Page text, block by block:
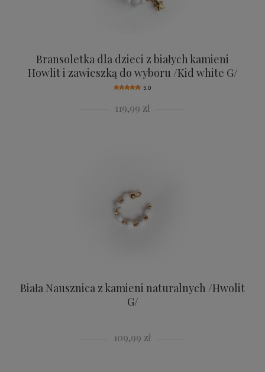
Bransoletka dla dzieci z białych kamieni
Howlit i zawieszką do wyboru /Kid white G/
5.0
119,99 zł
Biała Nausznica z kamieni naturalnych /Hwolit
G/
109,99 zł